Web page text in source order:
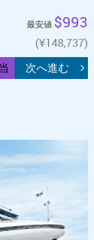
最安値 $993
(¥148,737)
次へ進む